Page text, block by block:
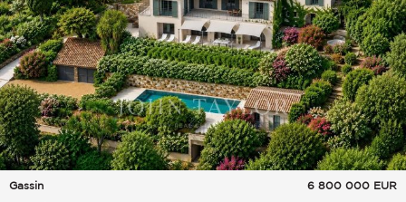
Gassin
6 800 000 EUR